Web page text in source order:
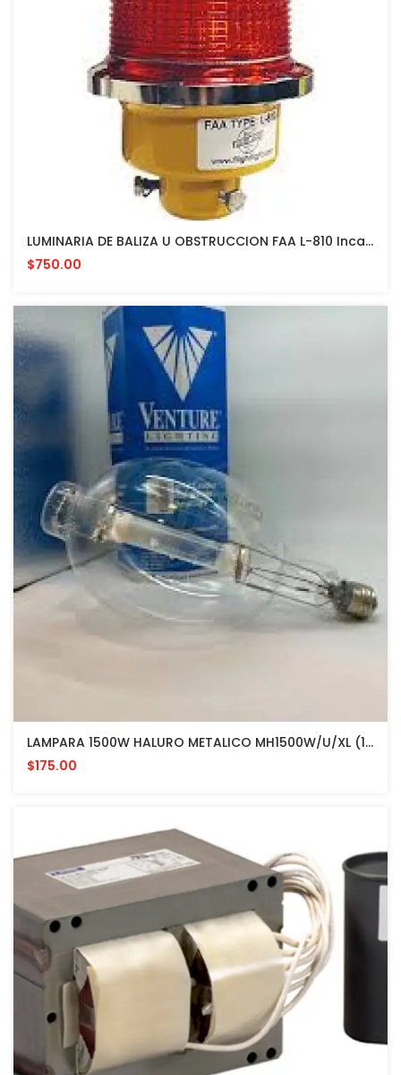
LUMINARIA DE BALIZA U OBSTRUCCION FAA L-810 Incandescent Red Obstruction Light FLIGHT LIGHT
$750.00
LAMPARA 1500W HALURO METALICO MH1500W/U/XL (12342) Venture Lighting Probe Start Lamp
$175.00